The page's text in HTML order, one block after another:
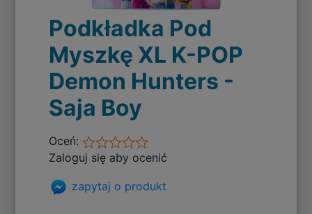
Podkładka Pod
Myszkę XL K-POP
Demon Hunters -
Saja Boy
Oceń:
Zaloguj się aby ocenić
zapytaj o produkt